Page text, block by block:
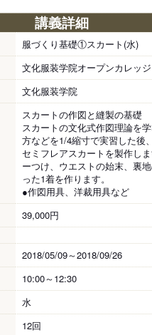
講義詳細
服づくり基礎①スカート(水)
文化服装学院オープンカレッジ
文化服装学院
スカートの作図と縫製の基礎
スカートの文化式作図理論を
方などを1/4縮寸で実習した後
セミフレアスカートを製作し
ーつけ、ウエストの始末、裏
った1着を作ります。
●作図用具、洋裁用具など
39,000円
2018/05/09～2018/09/26
10:00～12:30
水
12回